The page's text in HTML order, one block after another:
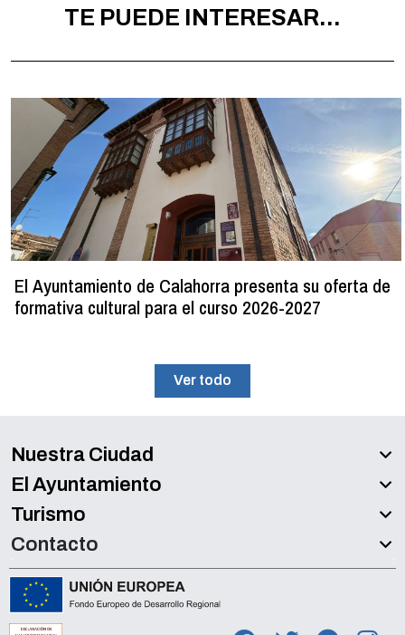
TE PUEDE INTERESAR...
El Ayuntamiento de Calahorra presenta su oferta de
formativa cultural para el curso 2026-2027
Ver todo
Nuestra Ciudad
El Ayuntamiento
Turismo
Contacto